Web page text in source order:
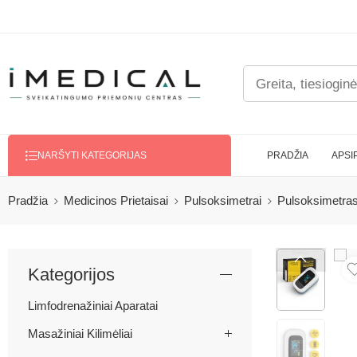
NARŠYTI KATEGORIJAS PRADŽIA
Pradžia Medicinos Prietaisai Pulsoksimetrai
Kategorijos
Limfodrenažiniai Aparatai
Masažiniai Kilimėliai